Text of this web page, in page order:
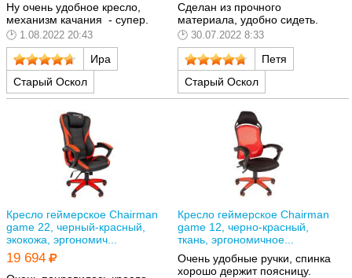
Ну очень удобное кресло,
механизм качания - супер.
1.08.2022 20:43
Ира
Старый Оскол
Сделан из прочного
материала, удобно сидеть.
30.07.2022 8:33
Петя
Старый Оскол
Кресло геймерское Chairman
game 22, черный-красный,
экокожа, эргономич...
19 694
Кресло геймерское Chairman
game 12, черно-красный,
ткань, эргономичное...
Очень удобные ручки, спинка
хорошо держит поясницу.